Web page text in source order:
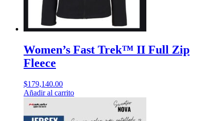
producto
Women’s Fast Trek™ II Full Zip
Fleece
$179,140.00
Añadir al carrito